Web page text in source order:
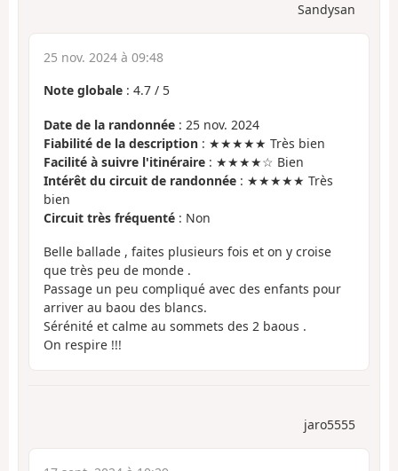
Sandysan
25 nov. 2024 à 09:48
Note globale : 4.7 / 5
Date de la randonnée : 25 nov. 2024
Fiabilité de la description : ★★★★★ Très bien
Facilité à suivre l'itinéraire : ★★★★☆ Bien
Intérêt du circuit de randonnée : ★★★★★ Très
bien
Circuit très fréquenté : Non
Belle ballade , faites plusieurs fois et on y croise
que très peu de monde .
Passage un peu compliqué avec des enfants pour
arriver au baou des blancs.
Sérénité et calme au sommets des 2 baous .
On respire !!!
jaro5555